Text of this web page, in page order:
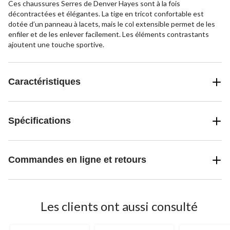
Ces chaussures Serres de Denver Hayes sont à la fois
décontractées et élégantes. La tige en tricot confortable est
dotée d’un panneau à lacets, mais le col extensible permet de les
enfiler et de les enlever facilement. Les éléments contrastants
ajoutent une touche sportive.
Caractéristiques
Spécifications
Commandes en ligne et retours
Les clients ont aussi consulté